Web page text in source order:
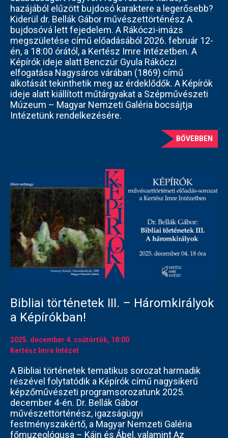
hazájából elűzött bujdosó karaktere a legerősebb?
Kiderül dr. Bellák Gábor művészettörténész A
bujdosóvá lett fejedelem. A Rákóczi-imázs
megszületése című előadásából 2026. február 12-
én, a 18:00 órától, a Kertész Imre Intézetben. A
Képírók ideje alatt Benczúr Gyula Rákóczi
elfogatása Nagysáros várában (1869) című
alkotását tekinthetik meg az érdeklődők. A Képírók
ideje alatt kiállított műtárgyakat a Szépművészeti
Múzeum – Magyar Nemzeti Galéria bocsájtja
Intézetünk rendelkezésére.
BŐVEBBEN
Bibliai történetek III. – Háromkirályok
a Képírókban!
2025. december 4. csütörtök, 18:00
Kertész Imre Intézet
A Bibliai történetek tematikus sorozat harmadik
részével folytatódik a Képírók című nagysikerű
képzőművészeti programsorozatunk 2025.
december 4-én. Dr. Bellák Gábor
művészettörténész, igazságügyi
festményszakértő, a Magyar Nemzeti Galéria
főmuzeológusa – Káin és Ábel, valamint Az